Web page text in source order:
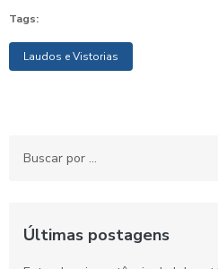
Tags:
Laudos e Vistorias
Últimas postagens